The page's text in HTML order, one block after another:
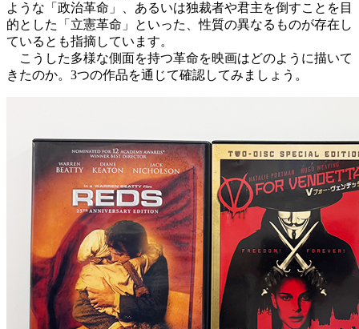
ような「政治革命」、あるいは独裁者や君主を倒すことを目
的とした「立憲革命」といった、性質の異なるものが存在し
ているとも指摘しています。
こうした多様な側面を持つ革命を映画はどのように描いて
きたのか。3つの作品を通じて確認してみましょう。